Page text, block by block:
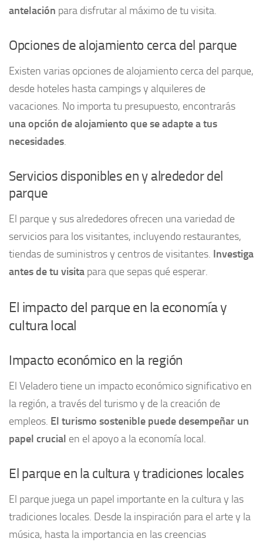
antelación para disfrutar al máximo de tu visita.
Opciones de alojamiento cerca del parque
Existen varias opciones de alojamiento cerca del parque,
desde hoteles hasta campings y alquileres de
vacaciones. No importa tu presupuesto, encontrarás
una opción de alojamiento que se adapte a tus
necesidades.
Servicios disponibles en y alrededor del
parque
El parque y sus alrededores ofrecen una variedad de
servicios para los visitantes, incluyendo restaurantes,
tiendas de suministros y centros de visitantes. Investiga
antes de tu visita para que sepas qué esperar.
El impacto del parque en la economía y
cultura local
Impacto económico en la región
El Veladero tiene un impacto económico significativo en
la región, a través del turismo y de la creación de
empleos. El turismo sostenible puede desempeñar un
papel crucial en el apoyo a la economía local.
El parque en la cultura y tradiciones locales
El parque juega un papel importante en la cultura y las
tradiciones locales. Desde la inspiración para el arte y la
música, hasta la importancia en las creencias